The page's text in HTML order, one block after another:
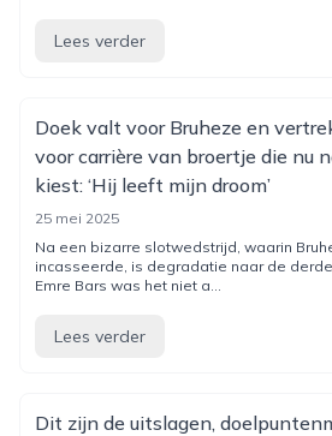
Lees verder
Doek valt voor Bruheze en
voor carrière van broertje die nu
kiest: ‘Hij leeft mijn droom’
25 mei 2025
Na een bizarre slotwedstrijd, waarin
incasseerde, is degradatie naar de
Emre Bars was het niet a...
Lees verder
Dit zijn de uitslagen,